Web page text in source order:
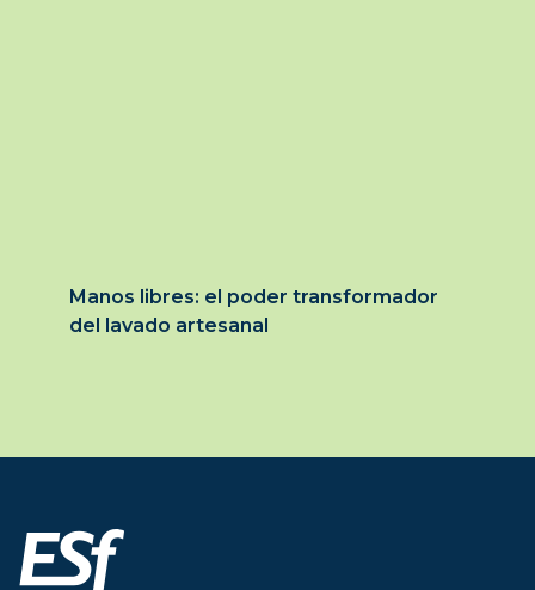
Manos libres: el poder transformador
del lavado artesanal